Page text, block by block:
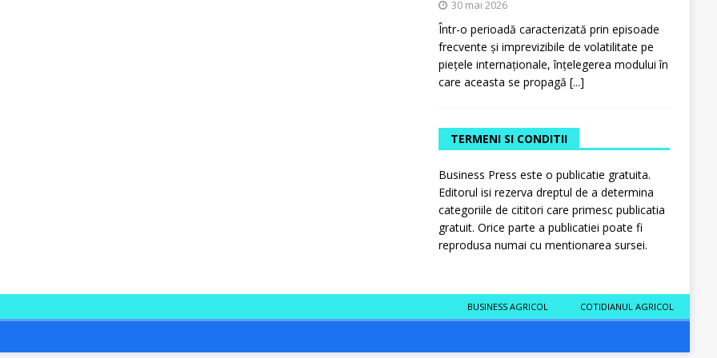
30 mai 2026
Într-o perioadă caracterizată prin episoade
frecvente și imprevizibile de volatilitate pe
piețele internaționale, înțelegerea modului în
care aceasta se propagă [...]
TERMENI SI CONDITII
Business Press este o publicatie gratuita.
Editorul isi rezerva dreptul de a determina
categoriile de cititori care primesc publicatia
gratuit. Orice parte a publicatiei poate fi
reprodusa numai cu mentionarea sursei.
BUSINESS AGRICOL COTIDIANUL AGRICOL